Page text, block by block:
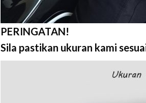
PERINGATAN!
Sila pastikan ukuran kami